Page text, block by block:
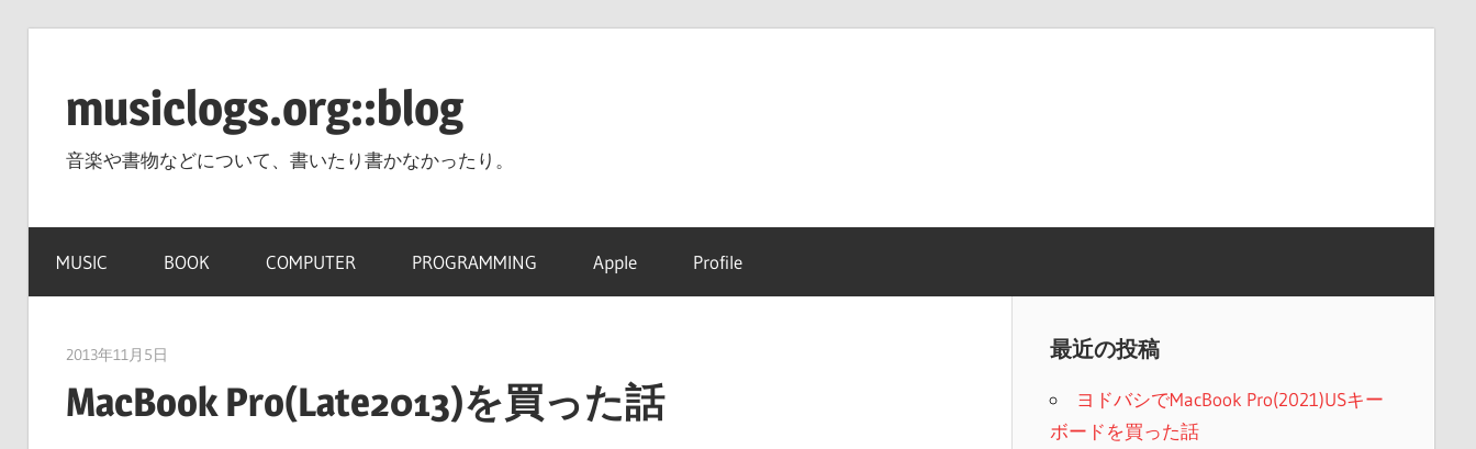
ス
ッ
musiclogs.org::blog
音楽や書物などについて、書いたり書かなかったり。
MUSIC BOOK COMPUTER PROGRAMMING Apple Profile
2013年11月5日
MacBook Pro(Late2013)を買った話
最近の投稿
ヨドバシでMacBook Pro(2021)USキー
ボードを買った話